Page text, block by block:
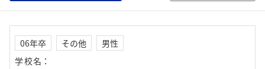
06年卒 その他
男性
学校名 ：